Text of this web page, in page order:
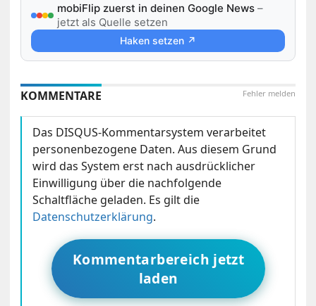
mobiFlip zuerst in deinen Google News –
jetzt als Quelle setzen
Haken setzen ↗
Fehler melden
KOMMENTARE
Das DISQUS-Kommentarsystem verarbeitet
personenbezogene Daten. Aus diesem Grund
wird das System erst nach ausdrücklicher
Einwilligung über die nachfolgende
Schaltfläche geladen. Es gilt die
Datenschutzerklärung.
Kommentarbereich jetzt
laden